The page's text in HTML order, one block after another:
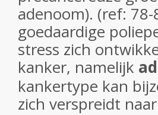
adenoom). (ref:
goedaardige
stress zich
kanker, namelijk
kankertype kan
zich verspreidt